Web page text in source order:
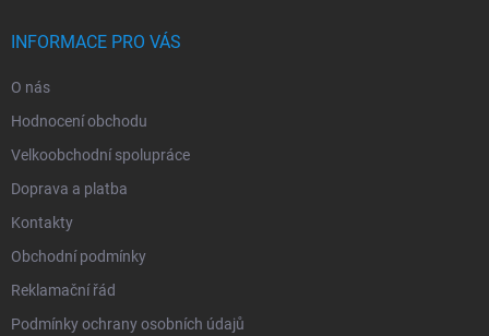
INFORMACE PRO VÁS
O nás
Hodnocení obchodu
Velkoobchodní spolupráce
Doprava a platba
Kontakty
Obchodní podmínky
Reklamační řád
Podmínky ochrany osobních údajů